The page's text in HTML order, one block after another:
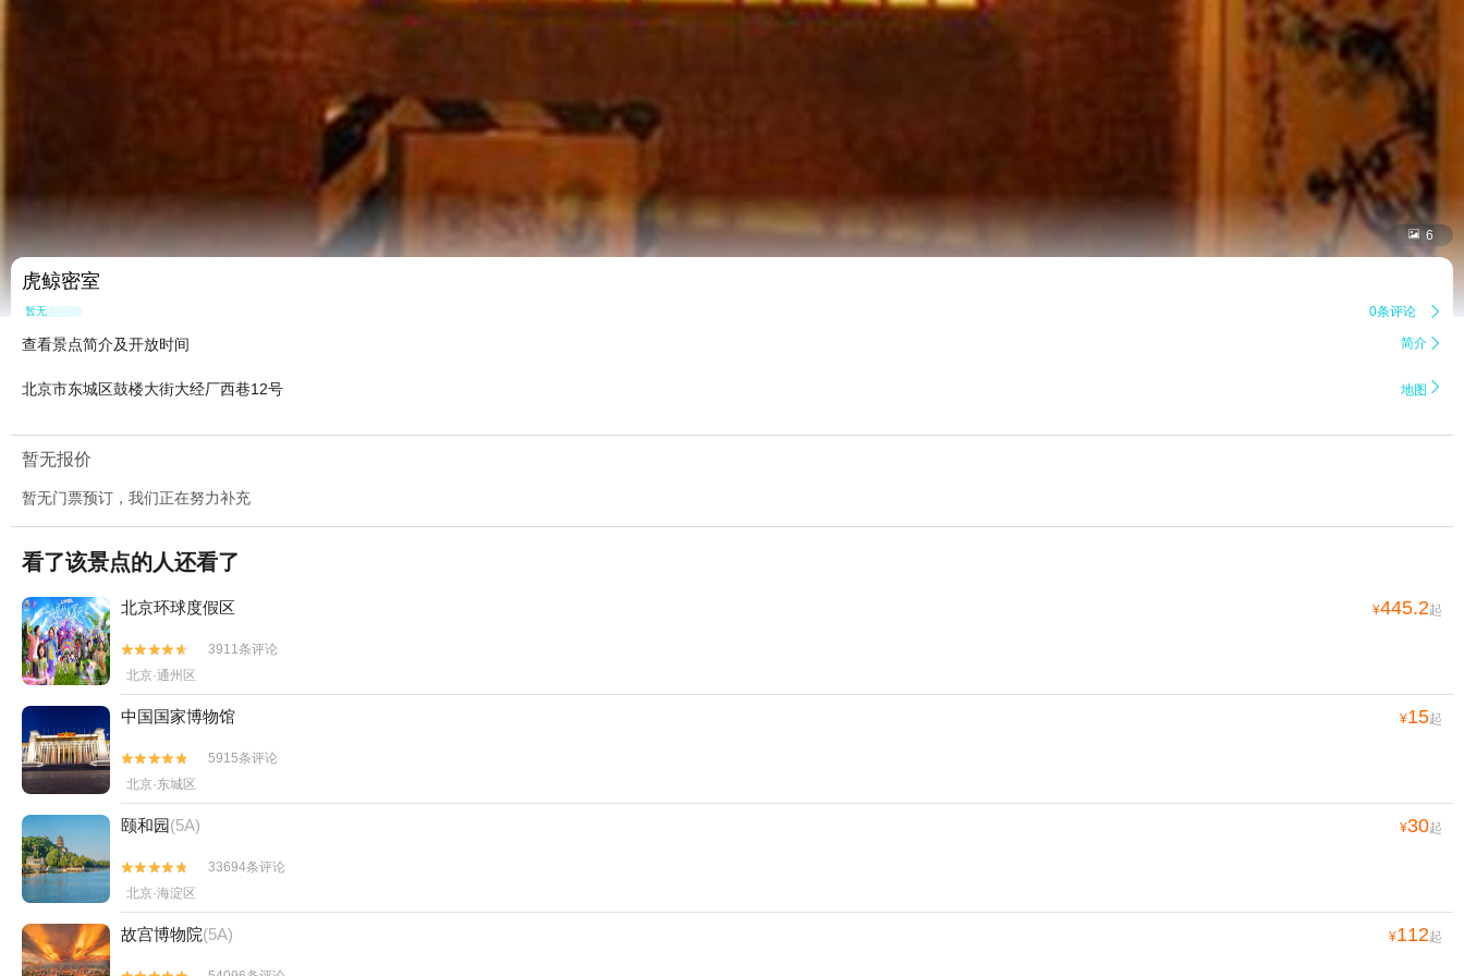
 6
虎鲸密室
暂无点评 0条评论 
查看景点简介及开放时间 简介 
北京市东城区鼓楼大街大经厂西巷12号 地图 
暂无报价
暂无门票预订，我们正在努力补充
看了该景点的人还看了
北京环球度假区 ¥445.2起


3911条评论
北京·通州区
中国国家博物馆 ¥15起


5915条评论
北京·东城区
颐和园(5A) ¥30起


33694条评论
北京·海淀区
故宫博物院(5A) ¥112起